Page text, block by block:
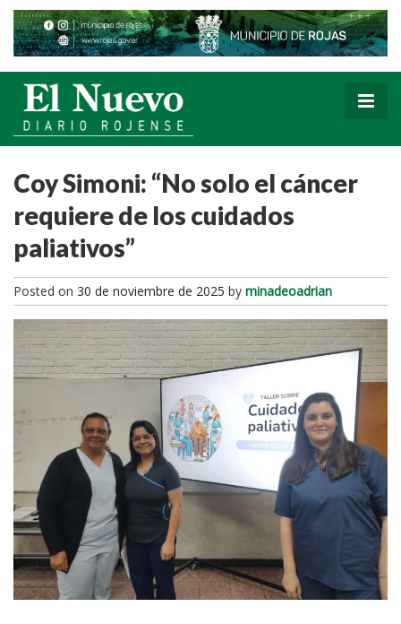
Coy Simoni: “No solo el cáncer
requiere de los cuidados
paliativos”
Posted on 30 de noviembre de 2025 by minadeoadrian